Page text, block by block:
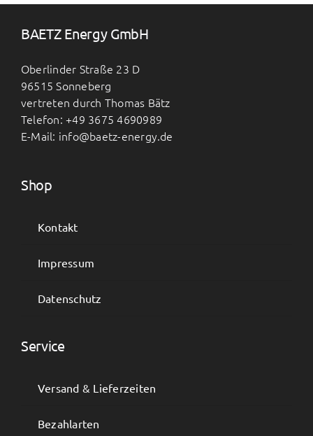
BAETZ Energy GmbH
Oberlinder Straße 23 D
96515 Sonneberg
vertreten durch Thomas Bätz
Telefon: +49 3675 4690989
E-Mail: info@baetz-energy.de
Shop
Kontakt
Impressum
Datenschutz
Service
Versand & Lieferzeiten
Bezahlarten